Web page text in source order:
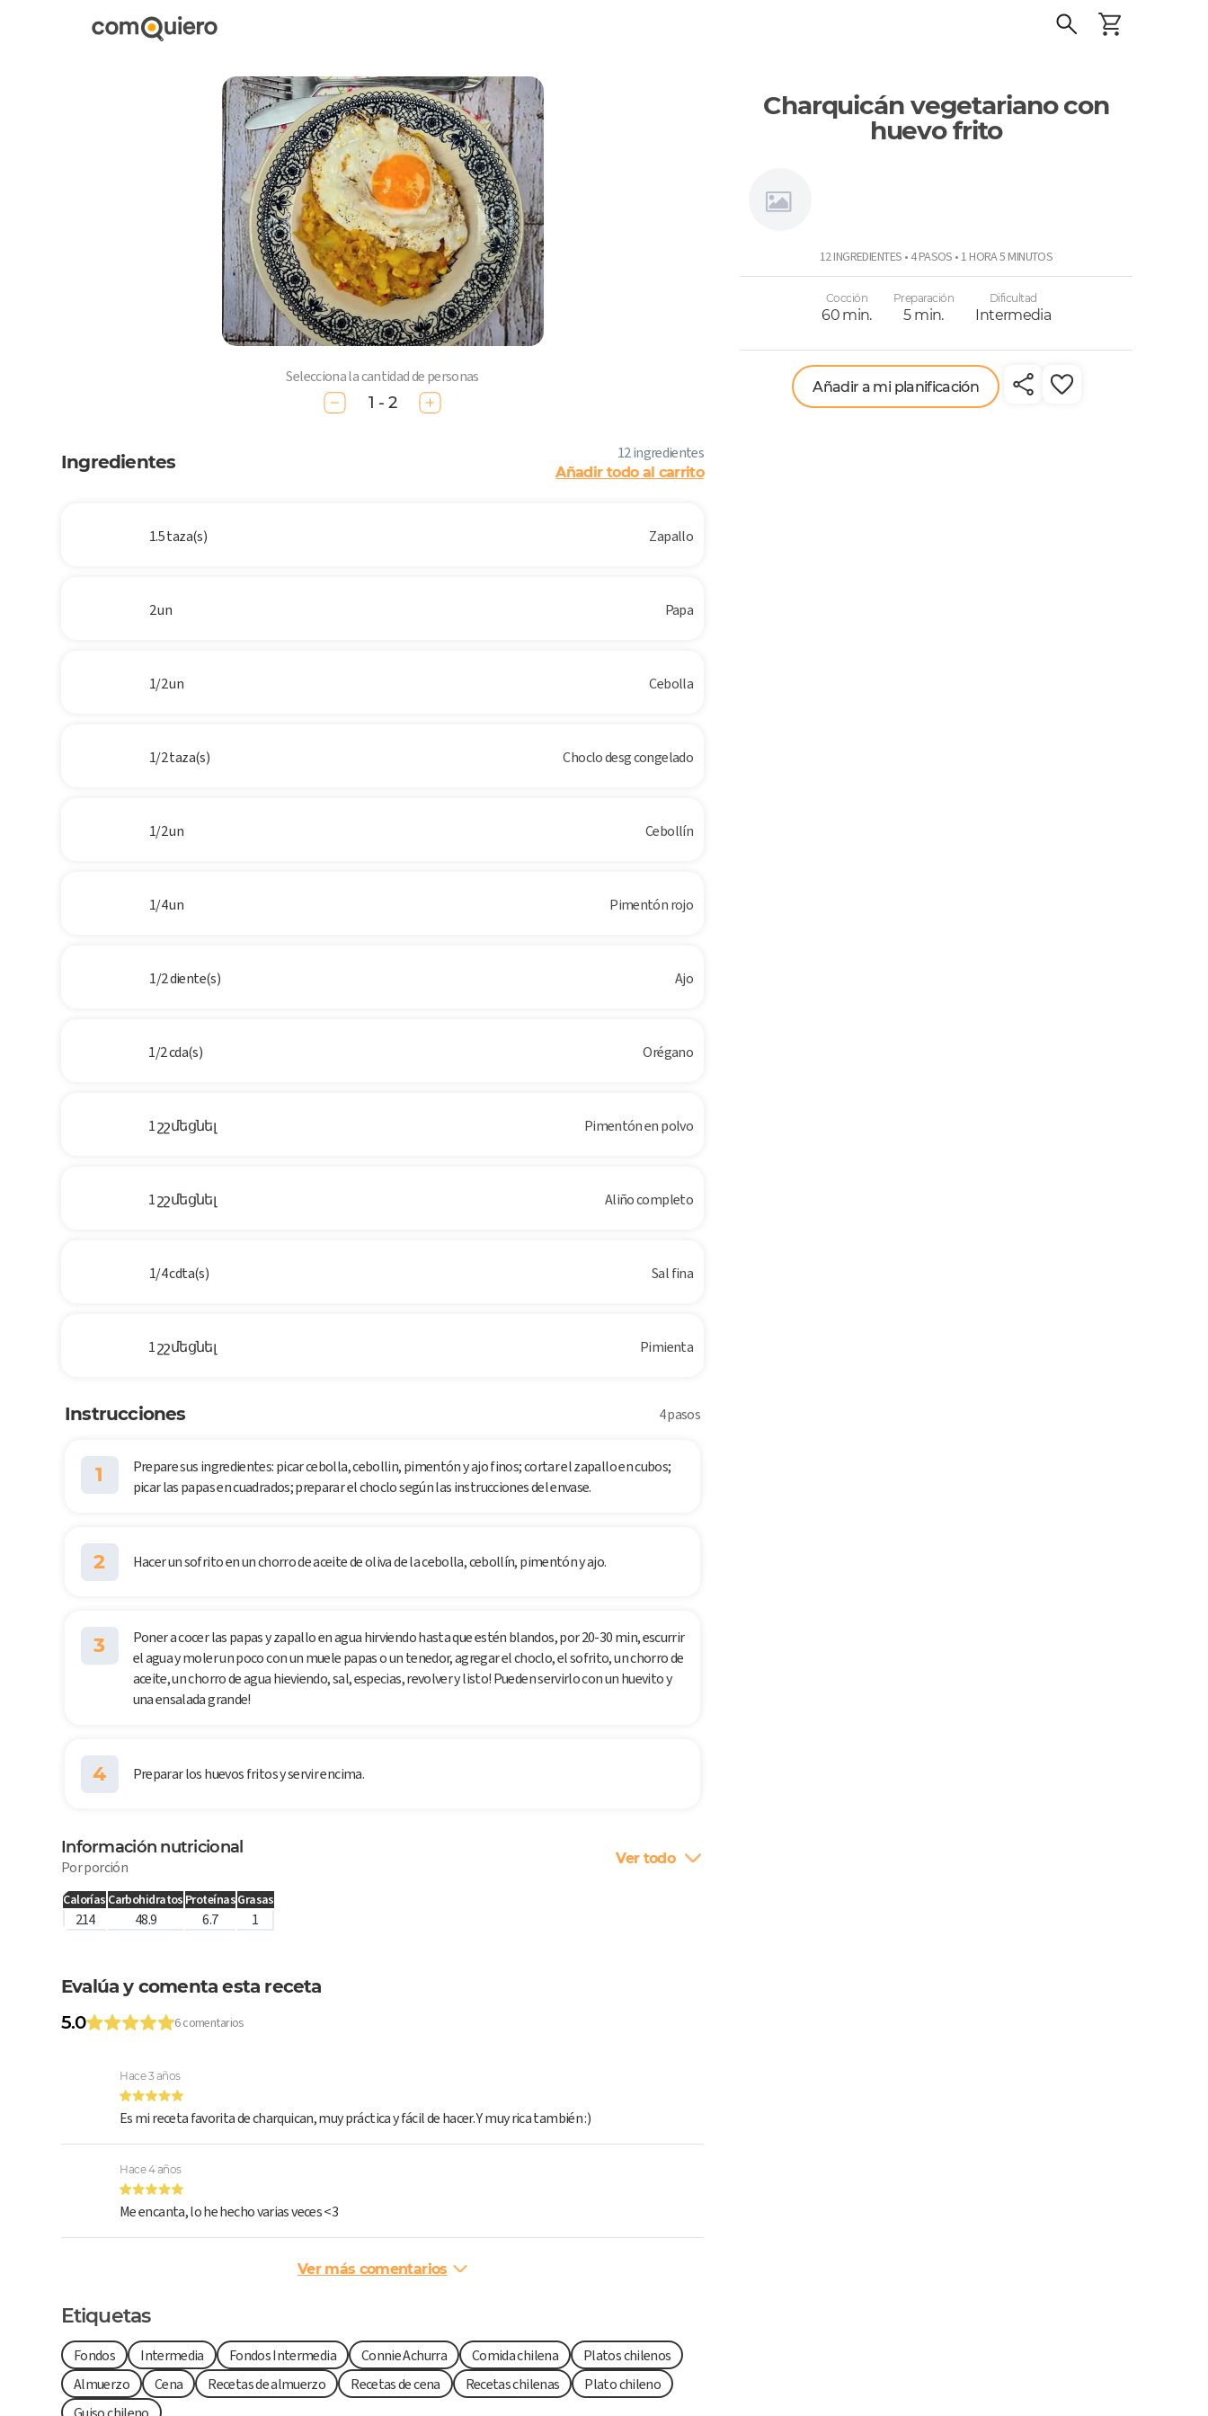
Charquicán vegetariano con
huevo frito
12 INGREDIENTES • 4 PASOS • 1 HORA 5 MINUTOS
Cocción
60 min.
Preparación
5 min.
Dificultad
Intermedia
Añadir a mi planificación
Selecciona la cantidad de personas
1 - 2
Ingredientes 12 ingredientes
Añadir todo al carrito
1.5 taza(s) Zapallo
2 un Papa
1/2 un Cebolla
1/2 taza(s) Choclo desg congelado
1/2 un Cebollín
1/4 un Pimentón rojo
1/2 diente(s) Ajo
1/2 cda(s) Orégano
1 շշմեցնել Pimentón en polvo
1 շշմեցնել Aliño completo
1/4 cdta(s) Sal fina
1 շշմեցնել Pimienta
Instrucciones 4 pasos
1
Prepare sus ingredientes: picar cebolla, cebollin, pimentón y ajo finos; cortar el zapallo en cubos;
picar las papas en cuadrados; preparar el choclo según las instrucciones del envase.
2 Hacer un sofrito en un chorro de aceite de oliva de la cebolla, cebollín, pimentón y ajo.
3
Poner a cocer las papas y zapallo en agua hirviendo hasta que estén blandos, por 20-30 min, escurrir
el agua y moler un poco con un muele papas o un tenedor, agregar el choclo, el sofrito, un chorro de
aceite, un chorro de agua hieviendo, sal, especias, revolver y listo! Pueden servirlo con un huevito y
una ensalada grande!
4 Preparar los huevos fritos y servir encima.
Información nutricional
Por porción Ver todo
Calorías Carbohidratos ProteínasGrasas
214 48.9 6.7 1
Evalúa y comenta esta receta
5.0
6 comentarios
Hace 3 años
Es mi receta favorita de charquican, muy práctica y fácil de hacer. Y muy rica también :)
Hace 4 años
Me encanta, lo he hecho varias veces <3
Ver más comentarios
Etiquetas
Fondos Intermedia Fondos Intermedia Connie Achurra Comida chilena
Platos chilenos
Almuerzo
Cena Recetas de almuerzo Recetas de cena Recetas chilenas
Plato chileno